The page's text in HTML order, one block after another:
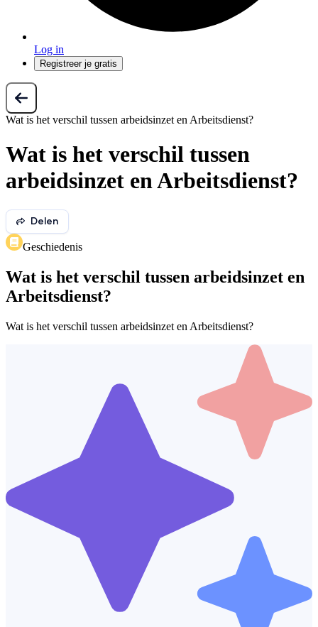
Log in
Registreer je gratis
Wat is het verschil tussen arbeidsinzet en Arbeitsdienst?
Wat is het verschil tussen
arbeidsinzet en Arbeitsdienst?
Delen
Geschiedenis
Wat is het verschil tussen arbeidsinzet en
Arbeitsdienst?
Wat is het verschil tussen arbeidsinzet en Arbeitsdienst?